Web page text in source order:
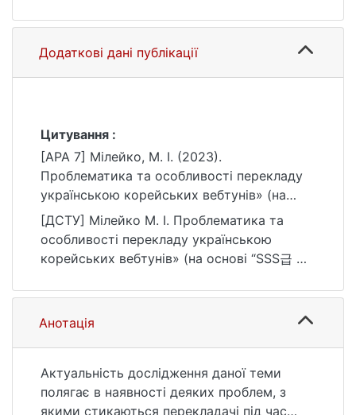
Додаткові дані публікації
Цитування :
[APA 7] Мілейко, М. І. (2023).
Проблематика та особливості перекладу
українською корейських вебтунів» (на
основі “SSS급 죽어야 사는 헌터”, “백작가의 망
나니가 되었다”, “두 번 사는 랭커”, “이번생은 가
주가 되겠습니다”) [Бакалаврська робота,
Київський національний університет імені
Тараса Шевченка]. eKNUTSHIR.
84
[ДСТУ] Мілейко М. І. Проблематика та
особливості перекладу українською
корейських вебтунів» (на основі “SSS급 죽
번 사는 랭커”, “이번생은 가주가 되겠습니다”) :
кваліфікаційна робота бакалавра : 03
Гуманітарні науки. Київ, 2023. 57 с. URL:
84 (дата звернення: 25.07.2026).
Анотація
Актуальність дослідження даної теми
полягає в наявності деяких проблем, з
якими стикаються перекладачі під час